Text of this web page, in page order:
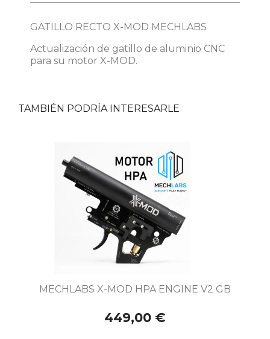
GATILLO RECTO X-MOD MECHLABS
Actualización de gatillo de aluminio CNC
para su motor X-MOD.
TAMBIÉN PODRÍA INTERESARLE
MECHLABS X-MOD HPA ENGINE V2 GB
449,00 €